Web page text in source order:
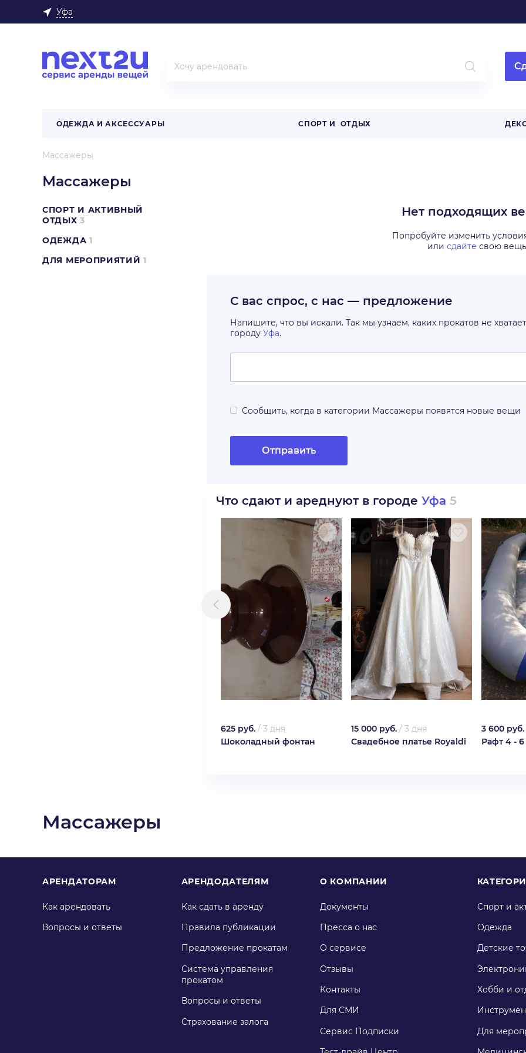
Уфа
ОДЕЖДА И АКСЕССУАРЫ СПОРТ И ОТДЫХ
Массажеры
Массажеры
СПОРТ И АКТИВНЫЙ
ОТДЫХ 3
ОДЕЖДА 1
ДЛЯ МЕРОПРИЯТИЙ 1
Нет подходящих
Попробуйте изменить
или сдайте свою вещь
С вас спрос, с нас — предложение
Напишите, что вы искали. Так мы узнаем, каких прокатов не хватает
городу Уфа.
Сообщить, когда в категории Массажеры появятся новые вещи
Отправить
Что сдают и ареднуют в городе Уфа 5
625 руб. / 3 дня
Шоколадный фонтан
15 000 руб. / 3 дня
Свадебное платье Royaldi
3 600 руб.
Рафт 4 - 6
Массажеры
АРЕНДАТОРАМ
Как арендовать
Вопросы и ответы
АРЕНДОДАТЕЛЯМ
Как сдать в аренду
Правила публикации
Предложение прокатам
Система управления
прокатом
Вопросы и ответы
Страхование залога
О КОМПАНИИ
Документы
Пресса о нас
О сервисе
Отзывы
Контакты
Для СМИ
Сервис Подписки
Спорт и
Одежда
Детские
Хобби и
Для